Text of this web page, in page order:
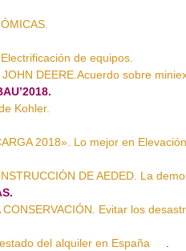
de equipos.
DEERE.Acuerdo sobre
Kohler.
2018». Lo mejor en Elevación.
DE AEDED. La
Evitar los
del alquiler en España